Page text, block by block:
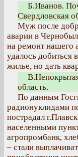
Б.Иванов.
Свердловская
Муж после
аварии в
на ремонт нашего
удалось добиться
жилье, но дать
область.
По данным
радионуклидами
пострадал
населенными
агропромбанк,
– стали